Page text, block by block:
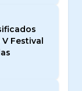
Festival